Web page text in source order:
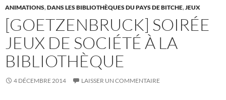
ANIMATIONS,DANS LES BIBLIOTHÈQUES DU PAYS DE BITCHE,JEUX
[GOETZENBRUCK] SOIRÉE
JEUX DE SOCIÉTÉ À LA
BIBLIOTHÈQUE
4 DÉCEMBRE 2014 LAISSER UN COMMENTAIRE